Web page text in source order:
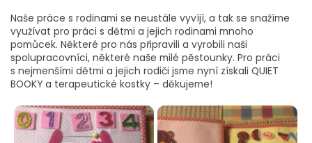
Naše práce s rodinami se neustále vyvíjí, a tak se snažíme
využívat pro práci s dětmi a jejich rodinami mnoho
pomůcek. Některé pro nás připravili a vyrobili naši
spolupracovníci, některé naše milé pěstounky. Pro práci
s nejmenšími dětmi a jejich rodiči jsme nyní získali QUIET
BOOKY a terapeutické kostky – děkujeme!